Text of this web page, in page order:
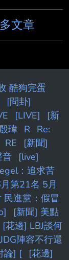
四）大阪公
況審慎評估
文章
酷狗完蛋
[問卦]
[LIVE]
[新
瑋 R
Re:
RE
[新聞]
音
[live]
：追求苦
第21名 5月
進黨：假冒
[新聞] 美點
[花邊] LBJ談何
陣容不行還
論] [
[花邊]